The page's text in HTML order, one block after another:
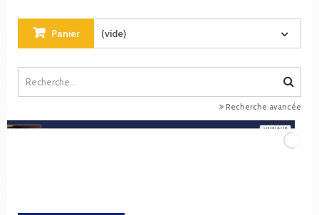
Panier (vide)
Recherche avancée